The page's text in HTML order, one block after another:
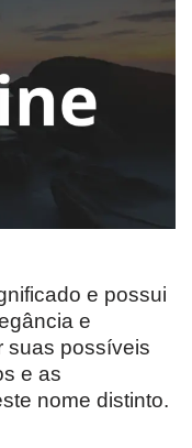
e possui
e
suas possíveis
e as
nome distinto.